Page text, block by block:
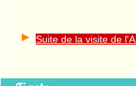
Suite de la visite de